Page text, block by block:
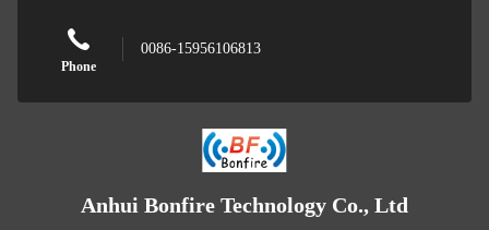
Phone
0086-15956106813
Anhui Bonfire Technology Co., Ltd